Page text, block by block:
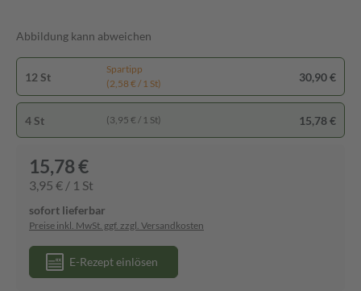
Abbildung kann abweichen
12 St
Spartipp
(2,58 € / 1 St)
30,90 €
4 St (3,95 € / 1 St) 15,78 €
15,78 €
3,95 € / 1 St
sofort lieferbar
Preise inkl. MwSt. ggf. zzgl. Versandkosten
E-Rezept einlösen